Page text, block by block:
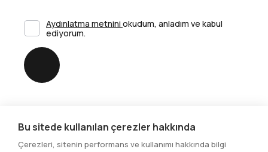
Aydınlatma metnini okudum, anladım ve kabul
ediyorum.
Gönder
Bu sitede kullanılan çerezler hakkında
Çerezleri, sitenin performans ve kullanımı hakkında bilgi